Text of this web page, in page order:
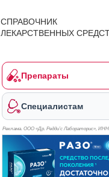
СПРАВОЧНИК
ЛЕКАРСТВЕННЫХ
Препараты
Специалистам
Реклама. ООО «Др. Редди’с Лабораторис»,